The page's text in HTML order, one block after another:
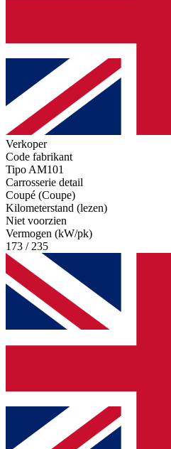
Verkoper
Code fabrikant
Tipo AM101
Carrosserie detail
Coupé (Coupe)
Kilometerstand (lezen)
Niet voorzien
Vermogen (kW/pk)
173 / 235